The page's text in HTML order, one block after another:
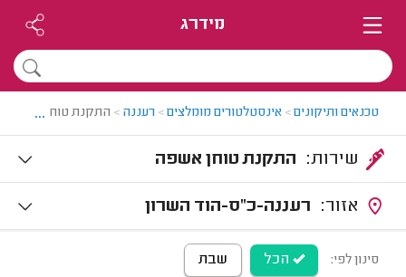
מידרג
טכנאים ותיקונים> אינסטלטורים מומלצים> רעננה > התקנת טוחן אשפה
...
התקנת טוחן אשפה
רעננה-כ"ס-הוד השרון
סינון לפי: הכל שבת